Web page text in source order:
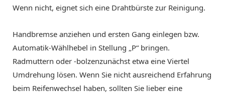
Wenn nicht, eignet sich eine Drahtbürste zur Reinigung.
Handbremse anziehen und ersten Gang einlegen bzw.
Automatik-Wählhebel in Stellung „P“ bringen.
Radmuttern oder -bolzenzunächst etwa eine Viertel
Umdrehung lösen. Wenn Sie nicht ausreichend Erfahrung
beim Reifenwechsel haben, sollten Sie lieber eine